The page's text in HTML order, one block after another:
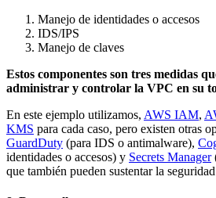
Manejo de identidades o accesos
IDS/IPS
Manejo de claves
Estos componentes son tres medidas
administrar y controlar la VPC en su
En este ejemplo utilizamos, AWS IAM,
KMS para cada caso, pero existen otras
GuardDuty (para IDS o antimalware),
identidades o accesos) y Secrets Manager
que también pueden sustentar la